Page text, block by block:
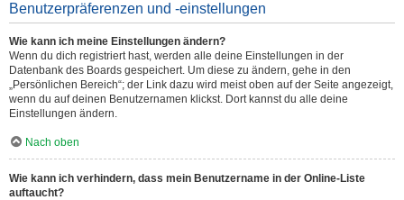
Benutzerpräferenzen und -einstellungen
Wie kann ich meine Einstellungen ändern?
Wenn du dich registriert hast, werden alle deine Einstellungen in der
Datenbank des Boards gespeichert. Um diese zu ändern, gehe in den
„Persönlichen Bereich“; der Link dazu wird meist oben auf der Seite angezeigt,
wenn du auf deinen Benutzernamen klickst. Dort kannst du alle deine
Einstellungen ändern.
Nach oben
Wie kann ich verhindern, dass mein Benutzername in der Online-Liste
auftaucht?